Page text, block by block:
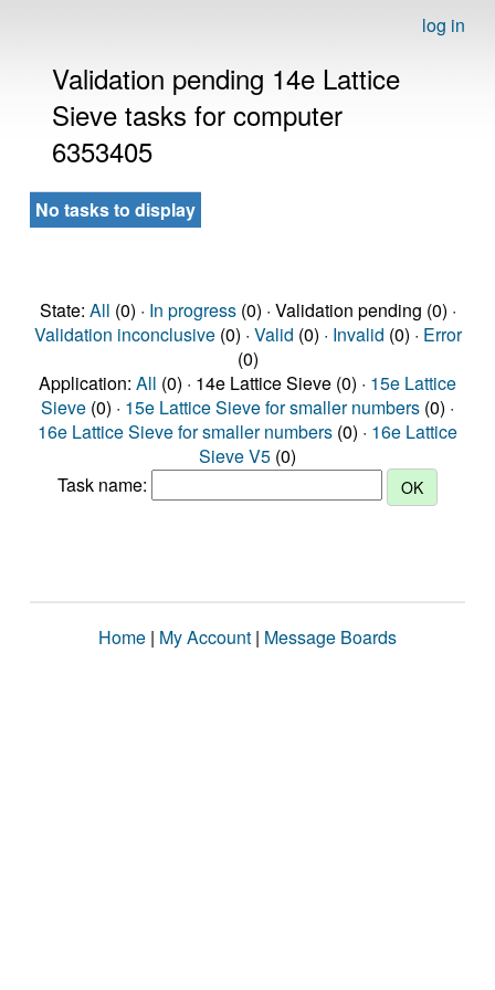
log in
Validation pending 14e Lattice
Sieve tasks for computer
6353405
No tasks to display
State: All (0) · In progress(0) · Validation pending (0) ·
Validation inconclusive(0) · Valid (0) · Invalid (0) · Error
(0)
Application: All (0) · 14e Lattice Sieve (0) · 15e Lattice
Sieve (0) · 15e Lattice Sieve for smaller numbers (0) ·
16e Lattice Sieve for smaller numbers (0) · 16e Lattice
Sieve V5 (0)
Task name:
Home | My Account | Message Boards